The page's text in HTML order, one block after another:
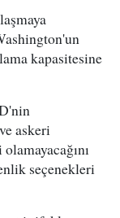
kapasitesine
askeri
seçenekleri